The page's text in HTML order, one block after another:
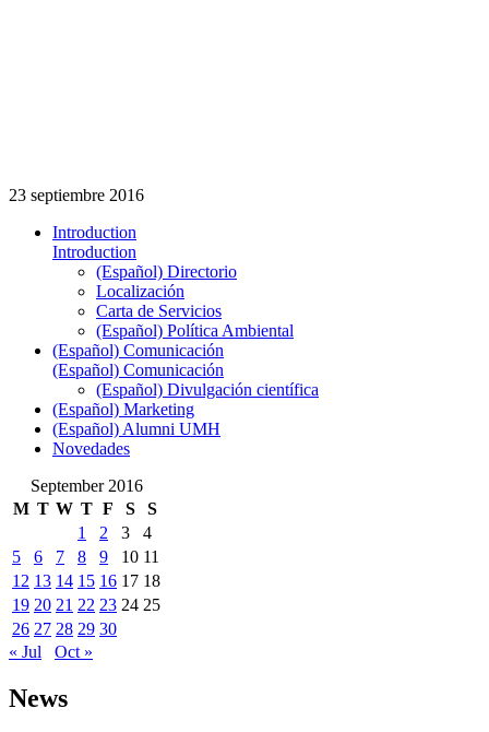
23 septiembre 2016
Introduction
Introduction
(Español) Directorio
Localización
Carta de Servicios
(Español) Política Ambiental
(Español) Comunicación
(Español) Comunicación
(Español) Divulgación científica
(Español) Marketing
(Español) Alumni UMH
Novedades
September 2016
M T W T F S
S
1
2 3
4
5
6 7 8 9 10 11
12 13 14 15 16 17 18
19 20 21 22 23 24 25
26 27 28 29 30
« Jul
Oct »
News